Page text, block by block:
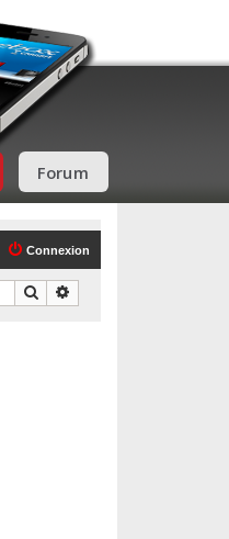
Forum
Connexion
Rechercher